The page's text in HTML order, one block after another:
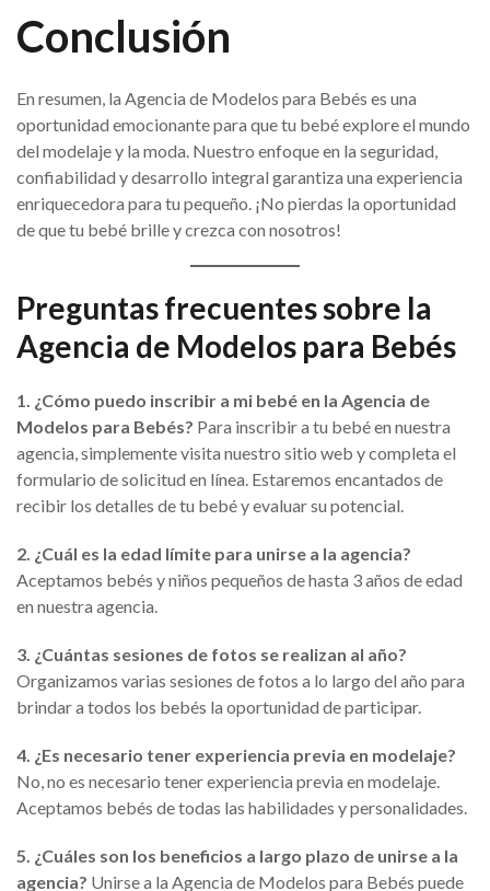
Conclusión
En resumen, la Agencia de Modelos para Bebés es una
oportunidad emocionante para que tu bebé explore el mundo
del modelaje y la moda. Nuestro enfoque en la seguridad,
confiabilidad y desarrollo integral garantiza una experiencia
enriquecedora para tu pequeño. ¡No pierdas la oportunidad
de que tu bebé brille y crezca con nosotros!
Preguntas frecuentes sobre la
Agencia de Modelos para Bebés
1. ¿Cómo puedo inscribir a mi bebé en la Agencia de
Modelos para Bebés? Para inscribir a tu bebé en nuestra
agencia, simplemente visita nuestro sitio web y completa el
formulario de solicitud en línea. Estaremos encantados de
recibir los detalles de tu bebé y evaluar su potencial.
2. ¿Cuál es la edad límite para unirse a la agencia?
Aceptamos bebés y niños pequeños de hasta 3 años de edad
en nuestra agencia.
3. ¿Cuántas sesiones de fotos se realizan al año?
Organizamos varias sesiones de fotos a lo largo del año para
brindar a todos los bebés la oportunidad de participar.
4. ¿Es necesario tener experiencia previa en modelaje?
No, no es necesario tener experiencia previa en modelaje.
Aceptamos bebés de todas las habilidades y personalidades.
5. ¿Cuáles son los beneficios a largo plazo de unirse a la
agencia? Unirse a la Agencia de Modelos para Bebés puede